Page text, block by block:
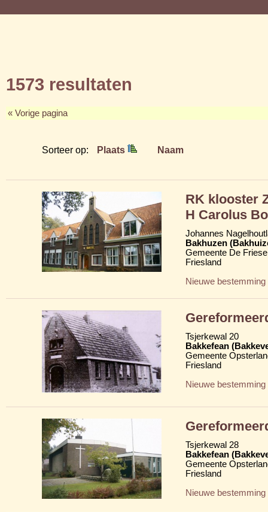
1573 resultaten
« Vorige pagina
Sorteer op: Plaats Naam
RK klooster
H Carolus
Johannes
Bakhuzen
Gemeente De
Friesland
Nieuwe bestemming
Tsjerkewal 20
Bakkefean
Gemeente
Friesland
Nieuwe bestemming
Tsjerkewal 28
Bakkefean
Gemeente
Friesland
Nieuwe bestemming